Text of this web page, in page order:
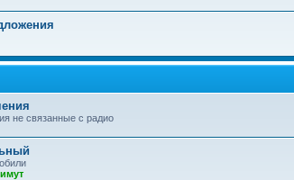
не связанные с радио